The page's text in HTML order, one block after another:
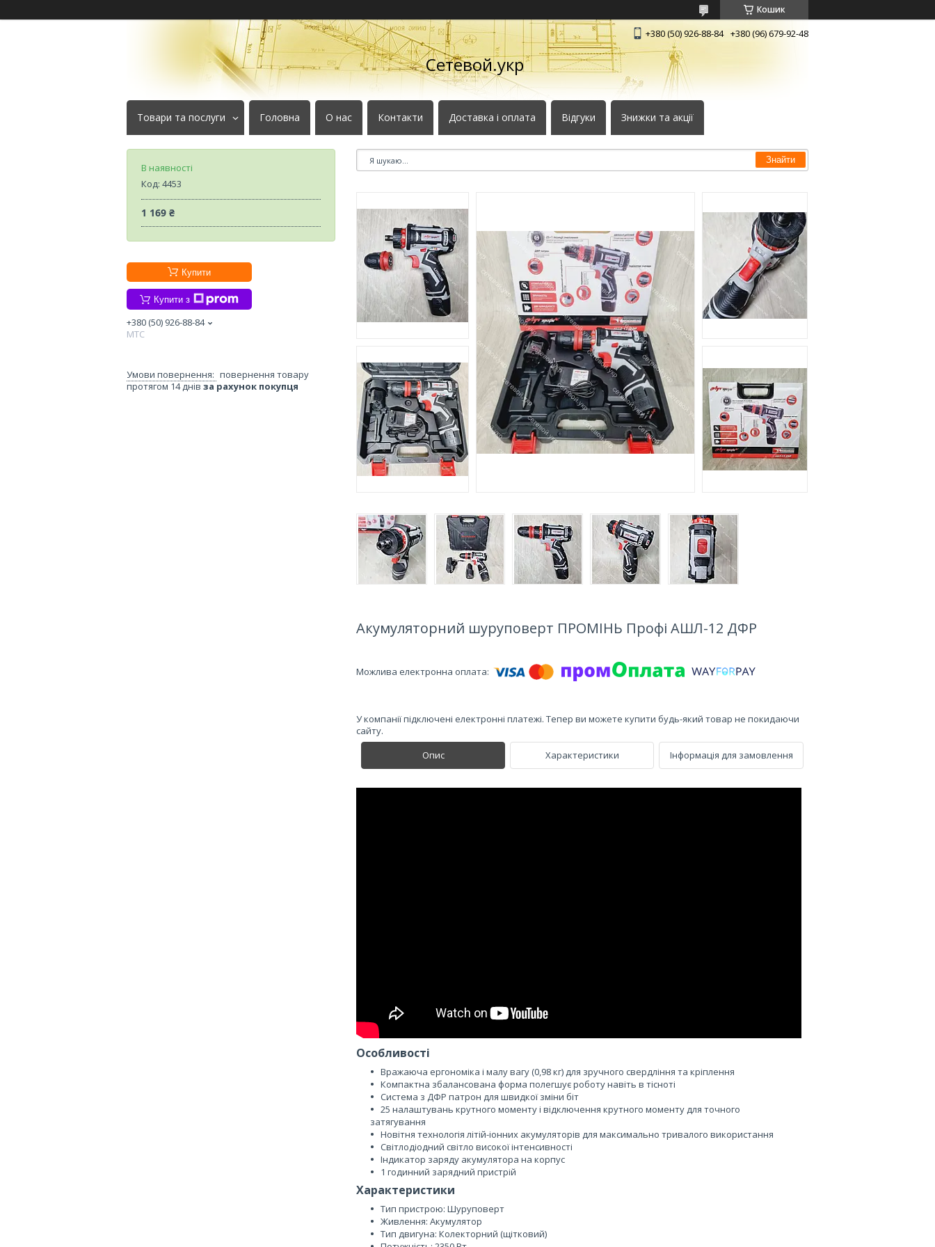
Кошик
+380 (50) 926-88-84 +380 (96) 679-92-48
Сетевой.укр
Товари та послуги Головна О нас Контакти Доставка і оплата Відгуки Знижки та акції
Знайти
Акумуляторний шуруповерт ПРОМІНЬ Профі АШЛ-12 ДФР
У компанії підключені електронні платежі. Тепер ви можете купити будь-який товар не покидаючи
сайту.
Опис
Характеристики Інформація для замовлення
Особливості
Вражаюча ергономіка і малу вагу (0,98 кг) для зручного свердління та кріплення
Компактна збалансована форма полегшує роботу навіть в тісноті
Система з ДФР патрон для швидкої зміни біт
25 налаштувань крутного моменту і відключення крутного моменту для точного
затягування
Новітня технологія літій-іонних акумуляторів для максимально тривалого використання
Світлодіодний світло високої інтенсивності
Індикатор заряду акумулятора на корпус
1 годинний зарядний пристрій
Характеристики
Тип пристрою: Шуруповерт
Живлення: Акумулятор
Тип двигуна: Колекторний (щітковий)
В наявності
Код: 4453
1 169 ₴
Купити
Купити з
+380 (50) 926-88-84
МТС
повернення товару
протягом 14 днів за рахунок покупця